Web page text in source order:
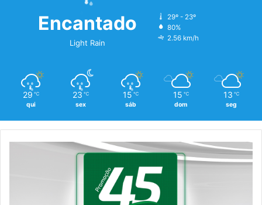
Encantado
Light Rain
29º - 23º
80%
2.56 km/h
29 ℃
qui
23 ℃
sex
15 ℃
sáb
15 ℃
dom
13 ℃
seg